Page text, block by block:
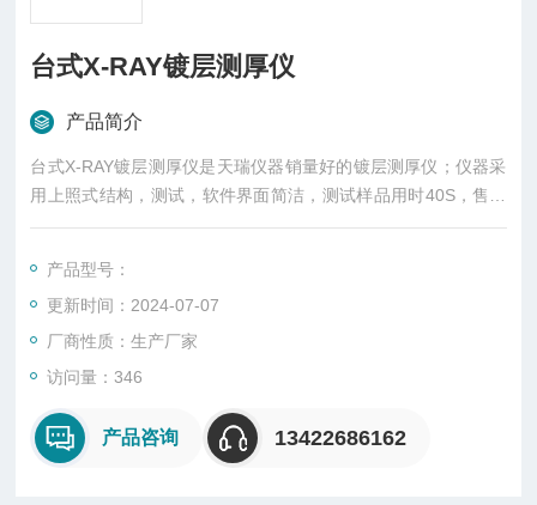
台式X-RAY镀层测厚仪
产品简介
台式X-RAY镀层测厚仪是天瑞仪器销量好的镀层测厚仪；仪器采
用上照式结构，测试，软件界面简洁，测试样品用时40S，售后
服务及时。天瑞仪器Thick800A主要用于检测金属电镀层厚度
业品质检测、来料管控方面，得到广泛的应用。
产品型号：
更新时间：2024-07-07
厂商性质：生产厂家
访问量：346
产品咨询 13422686162